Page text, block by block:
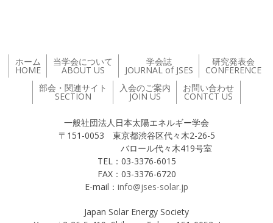
ホーム
HOME
当学会について
ABOUT US
学会誌
JOURNAL of JSES
研究発表会
CONFERENCE
部会・関連サイト
SECTION
入会のご案内
JOIN US
お問い合わせ
CONTCT US
一般社団法人日本太陽エネルギー学会
〒151-0053 東京都渋谷区代々木2-26-5
バロール代々木419号室
TEL：03-3376-6015
FAX：03-3376-6720
E-mail： info@jses-solar.jp
Japan Solar Energy Society